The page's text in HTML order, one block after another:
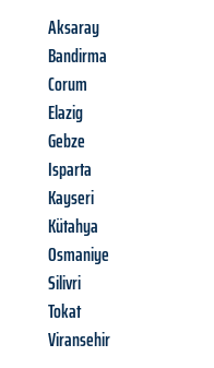
Aksaray
Bandirma
Corum
Elazig
Gebze
Isparta
Kayseri
Kütahya
Osmaniye
Silivri
Tokat
Viransehir